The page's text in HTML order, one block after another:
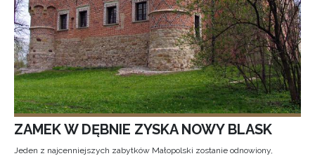
ZAMEK W DĘBNIE ZYSKA NOWY BLASK
Jeden z najcenniejszych zabytków Małopolski zostanie odnowiony,